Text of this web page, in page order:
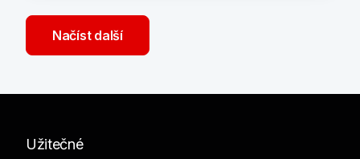
Načíst další
Užitečné